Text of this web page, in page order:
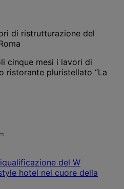
di ristrutturazione del
cinque mesi i lavori di
ristorante pluristellato “La